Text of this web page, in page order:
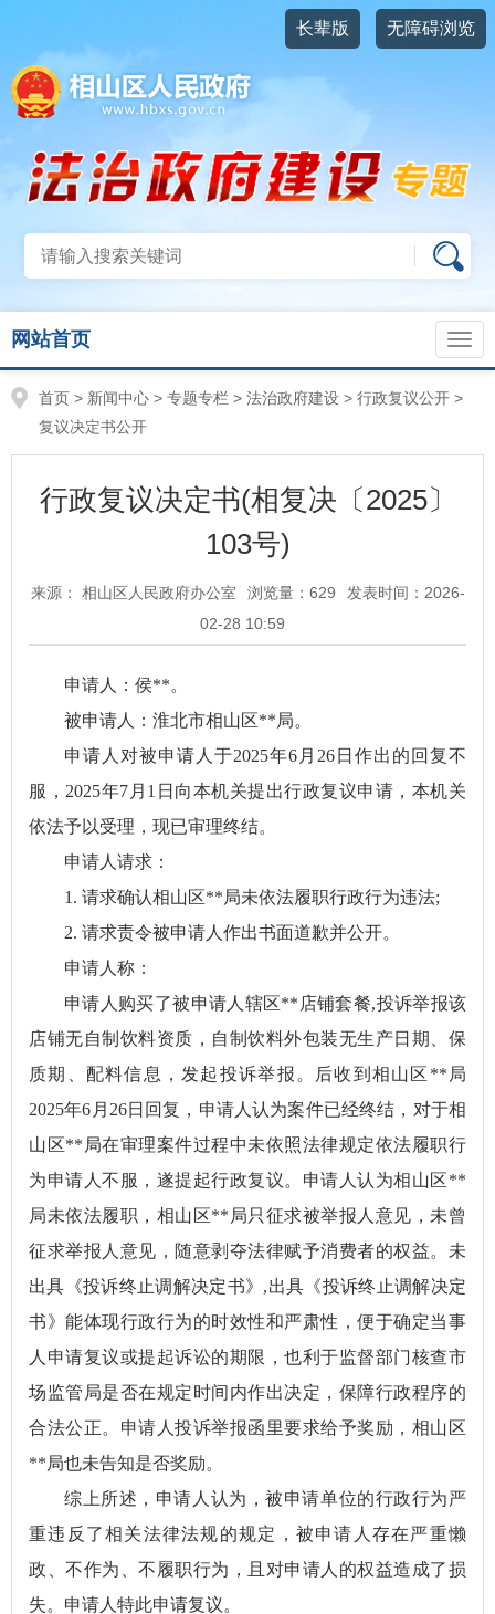
长辈版 无障碍浏览
网站首页
首页 > 新闻中心 > 专题专栏 > 法治政府建设 > 行政复议公开 >
复议决定书公开
行政复议决定书(相复决〔2025〕
103号)
来源： 相山区人民政府办公室 浏览量： 629
发表时间：2026-
02-28 10:59
申请人：侯**。
被申请人：淮北市相山区**局。
申请人对被申请人于2025年6月26日作出的回复不
服，2025年7月1日向本机关提出行政复议申请，本机关
依法予以受理，现已审理终结。
申请人请求：
1. 请求确认相山区**局未依法履职行政行为违法;
2. 请求责令被申请人作出书面道歉并公开。
申请人称：
申请人购买了被申请人辖区**店铺套餐,投诉举报该
店铺无自制饮料资质，自制饮料外包装无生产日期、保
质期、配料信息，发起投诉举报。后收到相山区**局
2025年6月26日回复，申请人认为案件已经终结，对于相
山区**局在审理案件过程中未依照法律规定依法履职行
为申请人不服，遂提起行政复议。申请人认为相山区**
局未依法履职，相山区**局只征求被举报人意见，未曾
征求举报人意见，随意剥夺法律赋予消费者的权益。未
出具《投诉终止调解决定书》,出具《投诉终止调解决定
书》能体现行政行为的时效性和严肃性，便于确定当事
人申请复议或提起诉讼的期限，也利于监督部门核查市
场监管局是否在规定时间内作出决定，保障行政程序的
合法公正。申请人投诉举报函里要求给予奖励，相山区
**局也未告知是否奖励。
综上所述，申请人认为，被申请单位的行政行为严
重违反了相关法律法规的规定，被申请人存在严重懒
政、不作为、不履职行为，且对申请人的权益造成了损
失。申请人特此申请复议。